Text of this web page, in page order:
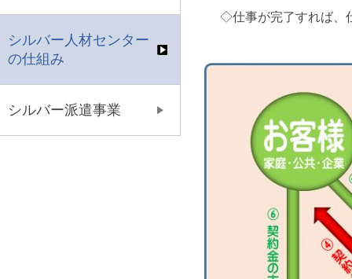
◇仕事が完了すれば、
シルバー人材センター
の仕組み
シルバー派遣事業